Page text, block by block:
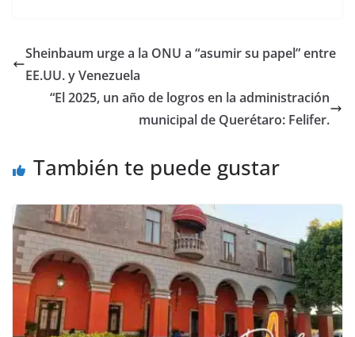
e
b
o
er l s
p
p
e
g
er
gr
m
p
tir
Sheinbaum urge a la ONU a “asumir su papel” entre
EE.UU. y Venezuela
“El 2025, un año de logros en la administración
municipal de Querétaro: Felifer.
También te puede gustar